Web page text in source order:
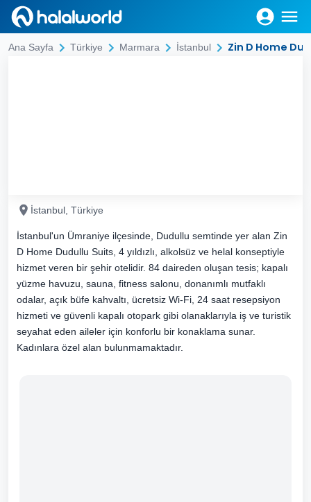
Ana Sayfa Türkiye Marmara İstanbul Zin D Home
İstanbul, Türkiye
İstanbul'un Ümraniye ilçesinde, Dudullu semtinde yer alan Zin
D Home Dudullu Suits, 4 yıldızlı, alkolsüz ve helal konseptiyle
hizmet veren bir şehir otelidir. 84 daireden oluşan tesis; kapalı
yüzme havuzu, sauna, fitness salonu, donanımlı mutfaklı
odalar, açık büfe kahvaltı, ücretsiz Wi-Fi, 24 saat resepsiyon
hizmeti ve güvenli kapalı otopark gibi olanaklarıyla iş ve turistik
seyahat eden aileler için konforlu bir konaklama sunar.
Kadınlara özel alan bulunmamaktadır.